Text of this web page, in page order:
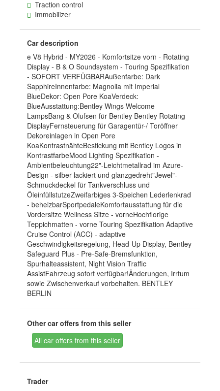
Traction control
Immobilizer
Car description
e V8 Hybrid - MY2026 - Komfortsitze vorn - Rotating
Display - B & O Soundsystem - Touring Spezifikation
- SOFORT VERFÜGBARAußenfarbe: Dark
SapphireInnenfarbe: Magnolia mit Imperial
BlueDekor: Open Pore KoaVerdeck:
BlueAusstattung:Bentley Wings Welcome
LampsBang & Olufsen für Bentley Bentley Rotating
DisplayFernsteuerung für Garagentür-/ Toröffner
Dekoreinlagen in Open Pore
KoaKontrastnähteBestickung mit Bentley Logos in
KontrastfarbeMood Lighting Spezifikation -
Ambientbeleuchtung22"-Leichtmetallrad im Azure-
Design - silber lackiert und glanzgedreht"Jewel"-
Schmuckdeckel für Tankverschluss und
ÖleinfüllstutzeZweifarbiges 3-Speichen Lederlenkrad
- beheizbarSportpedaleKomfortausstattung für die
Vordersitze Wellness Sitze - vorneHochflorige
Teppichmatten - vorne Touring Spezifikation Adaptive
Cruise Control (ACC) - adaptive
Geschwindigkeitsregelung, Head-Up Display, Bentley
Safeguard Plus - Pre-Safe-Bremsfunktion,
Spurhalteassistent, Night Vision Traffic
AssistFahrzeug sofort verfügbar!Änderungen, Irrtum
sowie Zwischenverkauf vorbehalten. BENTLEY
BERLIN
Other car offers from this seller
All car offers from this seller
Trader